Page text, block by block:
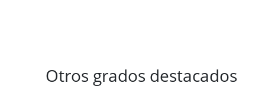
Otros grados destacados